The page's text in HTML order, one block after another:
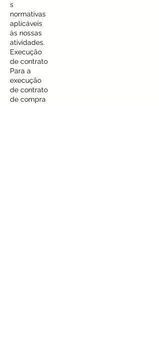
s
normativas
aplicáveis
às nossas
atividades.
Execução
de contrato
Para a
execução
de contrato
de compra